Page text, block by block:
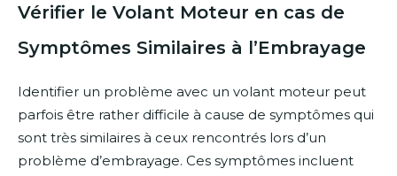
Vérifier le Volant Moteur en cas de
Symptômes Similaires à l’Embrayage
Identifier un problème avec un volant moteur peut
parfois être rather difficile à cause de symptômes qui
sont très similaires à ceux rencontrés lors d’un
problème d’embrayage. Ces symptômes incluent